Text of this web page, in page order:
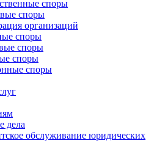
споры
споры
организаций
споры
споры
споры
споры
дела
обслуживание юридических